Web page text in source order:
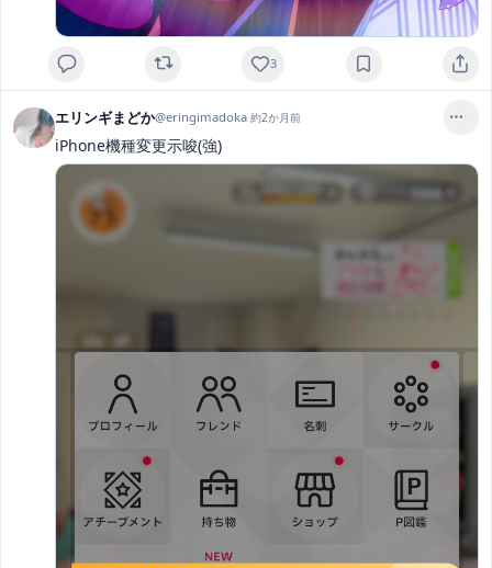
3
エリンギまどか@eringimadoka·約2か月前
iPhone機種変更示唆(強)